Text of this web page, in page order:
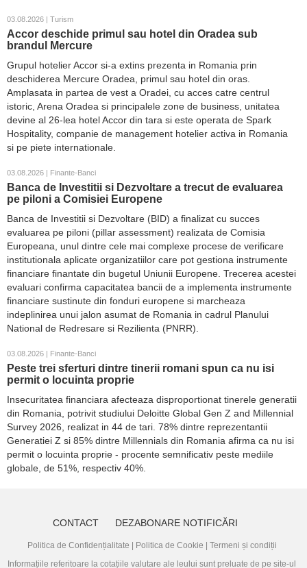
03.08.2026 | Turism
Accor deschide primul sau hotel din Oradea sub
brandul Mercure
Grupul hotelier Accor si-a extins prezenta in Romania prin
deschiderea Mercure Oradea, primul sau hotel din oras.
Amplasata in partea de vest a Oradei, cu acces catre centrul
istoric, Arena Oradea si principalele zone de business, unitatea
devine al 26-lea hotel Accor din tara si este operata de Spark
Hospitality, companie de management hotelier activa in Romania
si pe piete internationale.
03.08.2026 | Finante-Banci
Banca de Investitii si Dezvoltare a trecut de evaluarea
pe piloni a Comisiei Europene
Banca de Investitii si Dezvoltare (BID) a finalizat cu succes
evaluarea pe piloni (pillar assessment) realizata de Comisia
Europeana, unul dintre cele mai complexe procese de verificare
institutionala aplicate organizatiilor care pot gestiona instrumente
financiare finantate din bugetul Uniunii Europene. Trecerea acestei
evaluari confirma capacitatea bancii de a implementa instrumente
financiare sustinute din fonduri europene si marcheaza
indeplinirea unui jalon asumat de Romania in cadrul Planului
National de Redresare si Rezilienta (PNRR).
03.08.2026 | Finante-Banci
Peste trei sferturi dintre tinerii romani spun ca nu isi
permit o locuinta proprie
Insecuritatea financiara afecteaza disproportionat tinerele generatii
din Romania, potrivit studiului Deloitte Global Gen Z and Millennial
Survey 2026, realizat in 44 de tari. 78% dintre reprezentantii
Generatiei Z si 85% dintre Millennials din Romania afirma ca nu isi
permit o locuinta proprie - procente semnificativ peste mediile
globale, de 51%, respectiv 40%.
CONTACT DEZABONARE NOTIFICĂRI
Politica de Confidențialitate Politica de Cookie
Termeni și condiții
Informațiile referitoare la cotațiile valutare ale leului sunt preluate de pe site-ul